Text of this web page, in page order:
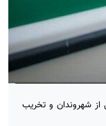
شهروندان و تخریب